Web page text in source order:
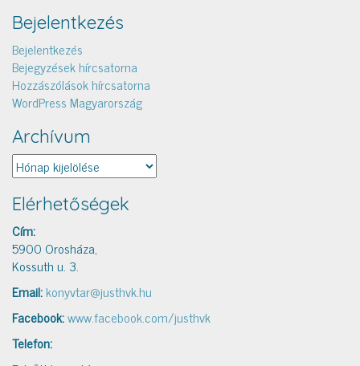
Bejelentkezés
Bejelentkezés
Bejegyzések hírcsatorna
Hozzászólások hírcsatorna
WordPress Magyarország
Archívum
Archívum
Elérhetőségek
Cím:
5900 Orosháza,
Kossuth u. 3.
Email:konyvtar@justhvk.hu
Facebook:www.facebook.com/justhvk
Telefon: